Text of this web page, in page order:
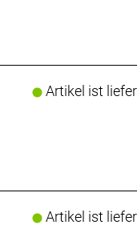
Artikel ist
Artikel ist